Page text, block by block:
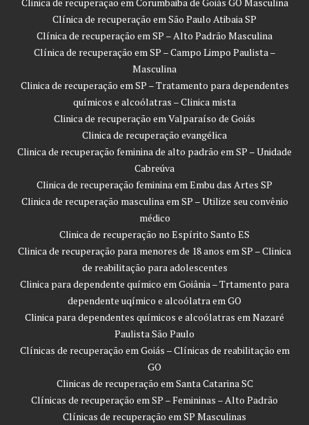
Clínica de recuperação em São Paulo Atibaia SP
Clínica de recuperação em SP – Alto Padrão Masculina
Clínica de recuperação em SP – Campo Limpo Paulista –
Masculina
Clinica de recuperação em SP – Tratamento para dependentes
químicos e alcoólatras – Clinica mista
Clinica de recuperação em Valparaíso de Goiás
Clinica de recuperação evangélica
Clinica de recuperação feminina de alto padrão em SP – Unidade
Cabreúva
Clinica de recuperação feminina em Embu das Artes SP
Clinica de recuperação masculina em SP – Utilize seu convênio
médico
Clinica de recuperação no Espírito Santo ES
Clinica de recuperação para menores de 18 anos em SP – Clinica
de reabilitação para adolescentes
Clinica para dependente químico em Goiânia – Trtamento para
dependente uqímico e alcoólatra em GO
Clinica para dependentes químicos e alcoólatras em Nazaré
Paulista São Paulo
Clínicas de recuperação em Goiás – Clínicas de reabilitação em
GO
Clinicas de recuperação em Santa Catarina SC
Clínicas de recuperação em SP – Femininas – Alto Padrão
Clínicas de recuperação em SP Masculinas